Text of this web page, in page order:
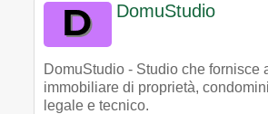
DomuStudio
DomuStudio - Studio che
immobiliare di proprietà,
legale e tecnico.